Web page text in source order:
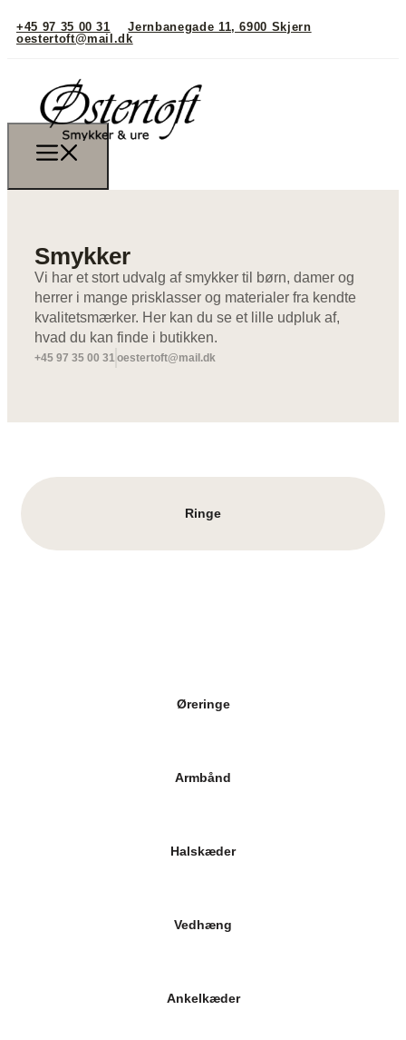
+45 97 35 00 31
Jernbanegade 11, 6900 Skjern
oestertoft@mail.dk
Smykker
Vi har et stort udvalg af smykker til børn, damer og
herrer i mange prisklasser og materialer fra kendte
kvalitetsmærker. Her kan du se et lille udpluk af,
hvad du kan finde i butikken.
+45 97 35 00 31oestertoft@mail.dk
Ringe
Øreringe
Armbånd
Halskæder
Vedhæng
Ankelkæder